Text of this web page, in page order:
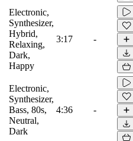
Electronic,
Synthesizer,
Hybrid,
Relaxing,
Dark,
Happy
3:17 -
Electronic,
Synthesizer,
Bass, 80s,
Neutral,
Dark
4:36 -